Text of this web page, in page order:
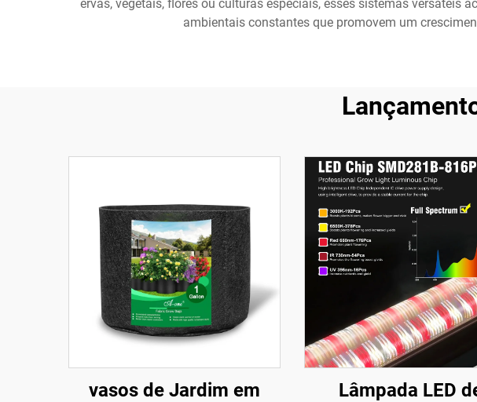
ervas, vegetais, flores ou culturas especiais, esses sistemas
ambientais constantes que promovem um
vasos de Jardim em
Lâmpada LED